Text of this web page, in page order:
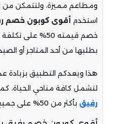
ومطاعم مميزة، ولتتمكن من
استخدم أقوى كوبون خصم
خصم قيمته 50%
بطلبها من أحد المتاجر أو
هذا ويعدكم التطبيق بزيادة
لتشمل كافة مناحي الحياة،
رفيق بأكثر من 50% على جميع الطلبات لفترة محدودة